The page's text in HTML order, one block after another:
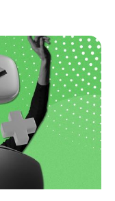
в
одна из
4К. В ходе